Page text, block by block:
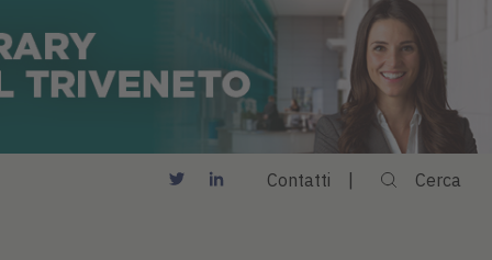
Contatti Cerca